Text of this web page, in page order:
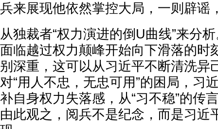
兵来展现他依然掌控大局，一则辟谣
从独裁者“权力演进的倒U曲线”来分
面临越过权力颠峰开始向下滑落的时
别深重，这可以从习近平不断清洗异
对“用人不忠，无忠可用”的困局，习
补自身权力失落感，从“习不稳”的传
由此观之，阅兵不是纪念，而是习近